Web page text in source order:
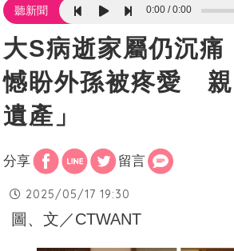
聽新聞 0:00 0:00
大S病逝家屬仍沉痛
憾盼外孫被疼愛 親
遺產」
分享 留言
2025/05/17 19:30
圖、文／CTWANT